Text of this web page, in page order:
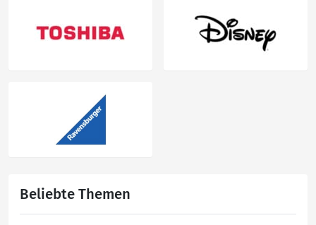
Beliebte Themen